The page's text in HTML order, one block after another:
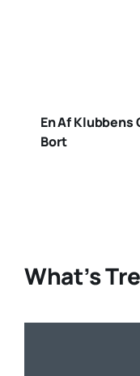
En Af Klubbens
Bort
What’s